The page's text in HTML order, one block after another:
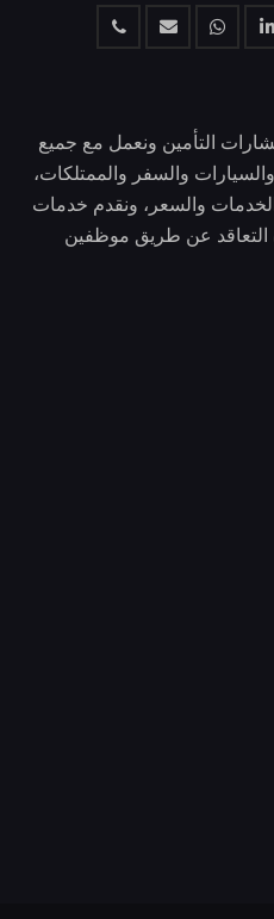
التأمين ونعمل مع جميع
والسفر والممتلكات،
والسعر، ونقدم خدمات
التعاقد عن طريق موظفين